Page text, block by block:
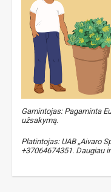
Gamintojas: Pagaminta
užsakymą.
Platintojas: UAB „Aivaro
+37064674351. Daugiau
NUOLAIDA
Gauk-10%*